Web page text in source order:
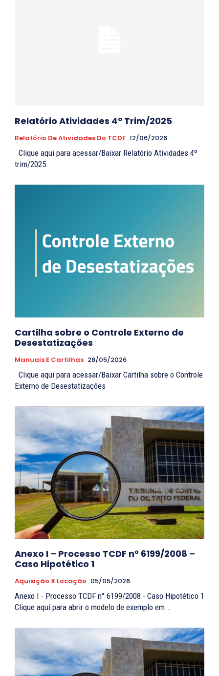
Relatório Atividades 4º Trim/2025
Relatório De Atividades Do TCDF 12/06/2026
Clique aqui para acessar/Baixar Relatório Atividades 4º
trim/2025.
Cartilha sobre o Controle Externo de
Desestatizações
Manuais E Cartilhas 28/05/2026
Clique aqui para acessar/Baixar Cartilha sobre o Controle
Externo de Desestatizações
Anexo I – Processo TCDF n° 6199/2008 –
Caso Hipotético 1
Aquisição X Locação 05/05/2026
Anexo I - Processo TCDF n° 6199/2008 - Caso Hipotético 1
Clique aqui para abrir o modelo de exemplo em...